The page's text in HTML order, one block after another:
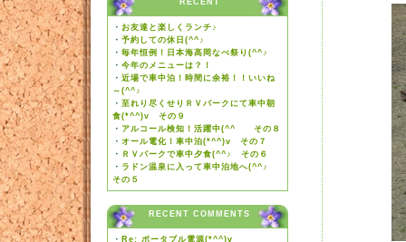
RECENT
・ お友達と楽しくランチ♪
・ 予約しての休日(^^♪
・ 毎年恒例！日本海高岡なべ祭り(^^♪
・ 今年のメニューは？！
・ 近場で車中泊！時間に余裕！！いいね
～(^^♪
・ 至れり尽くせりＲＶパークにて車中朝
食(*^^)v その９
・ アルコール検知！活躍中(^^ゞ その８
・ オール電化！車中泊(*^^)v その７
・ ＲＶパークで車中夕食(^^♪ その６
・ ラドン温泉に入って車中泊地へ(^^♪
その５
RECENT COMMENTS
・ Re: ポータブル電源(*^^)v